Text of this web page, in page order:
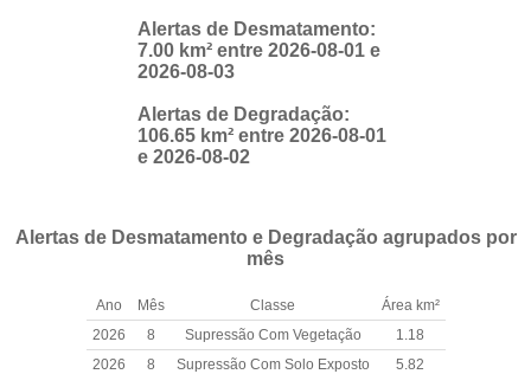
Alertas de Desmatamento:
7.00 km² entre 2026-08-01 e
2026-08-03
Alertas de Degradação:
106.65 km² entre 2026-08-01
e 2026-08-02
Alertas de Desmatamento e Degradação agrupados por
mês
Ano Mês Classe
Área km²
2026
8 Supressão Com Vegetação
1.18
2026
8 Supressão Com Solo Exposto
5.82